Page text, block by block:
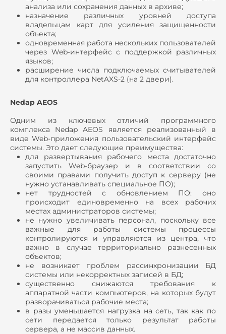
анализа или сохранения данных в архиве;
назначение различных уровней доступа
владельцам карт для усиления защищенности
объекта;
одновременная работа нескольких пользователей
через Web-интерфейс с поддержкой различных
языков;
расширение числа подключаемых считывателей
для контроллера NetAXS-2 (на 2 двери).
Nedap AEOS
Одним из ключевых отличий программного
комплекса Nedap AEOS является реализованный в
виде Web-приложения пользовательский интерфейс
системы. Это дает следующие преимущества:
для развертывания рабочего места достаточно
запустить Web-браузер и в соответствии со
своими правами получить доступ к серверу (не
нужно устанавливать специальное ПО);
нет трудностей с обновлением ПО: оно
происходит единовременно на всех рабочих
местах администраторов системы;
не нужно увеличивать персонал, поскольку все
важные для работы системы процессы
контролируются и управляются из центра, что
важно в случае территориально разнесенных
объектов;
не возникает проблем рассинхронизации БД
системы или некорректных записей в БД;
существенно снижаются требования к
аппаратной части компьютеров, на которых будут
разворачиваться рабочие места;
в разы уменьшается нагрузка на сеть, так как по
сети передается только результат работы
сервера, а не массив данных.